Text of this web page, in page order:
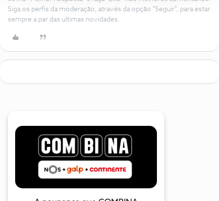
Siga os perfis da moderação, através da opção "Seguir", para estar
sempre a par das ultimas novidades.